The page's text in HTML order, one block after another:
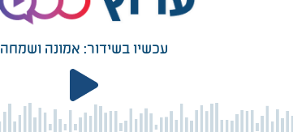
עכשיו בשידור: אמונה ושמחה